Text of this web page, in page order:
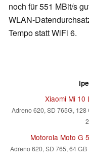
noch für 551 MBit/s
WLAN-
Tempo statt WiFi 6.
Xiaomi Mi 10
Adreno 620, SD 765G, 128
Motorola Moto G
Adreno 620, SD 765, 64 GB